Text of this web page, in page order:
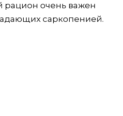
рацион очень важен
саркопенией.